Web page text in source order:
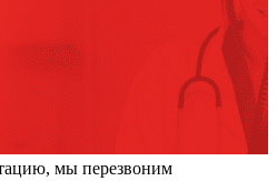
мы перезвоним